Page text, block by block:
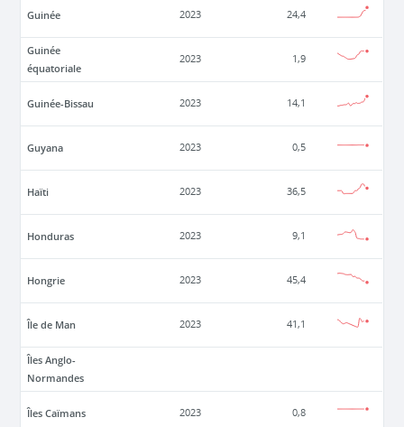
Guinée 2023 24,4
Guinée
équatoriale
2023 1,9
Guinée-Bissau 2023 14,1
Guyana 2023 0,5
Haïti 2023 36,5
Honduras 2023 9,1
Hongrie 2023 45,4
Île de Man 2023 41,1
Îles Anglo-
Normandes
Îles Caïmans 2023 0,8